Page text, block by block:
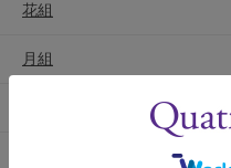
花組
月組